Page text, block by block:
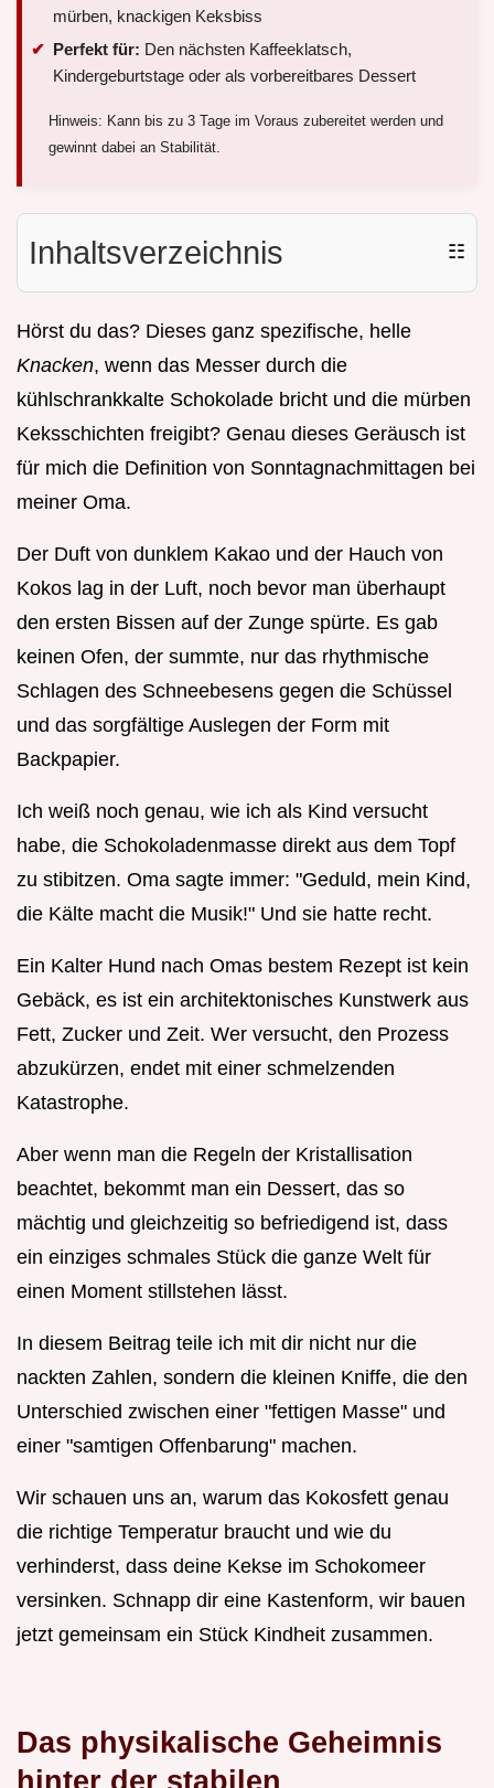
mürben, knackigen Keksbiss
Perfekt für: Den nächsten Kaffeeklatsch,
Kindergeburtstage oder als vorbereitbares Dessert
Hinweis: Kann bis zu 3 Tage im Voraus zubereitet werden und
gewinnt dabei an Stabilität.
Inhaltsverzeichnis ☷
Hörst du das? Dieses ganz spezifische, helle
Knacken, wenn das Messer durch die
kühlschrankkalte Schokolade bricht und die mürben
Keksschichten freigibt? Genau dieses Geräusch ist
für mich die Definition von Sonntagnachmittagen bei
meiner Oma.
Der Duft von dunklem Kakao und der Hauch von
Kokos lag in der Luft, noch bevor man überhaupt
den ersten Bissen auf der Zunge spürte. Es gab
keinen Ofen, der summte, nur das rhythmische
Schlagen des Schneebesens gegen die Schüssel
und das sorgfältige Auslegen der Form mit
Backpapier.
Ich weiß noch genau, wie ich als Kind versucht
habe, die Schokoladenmasse direkt aus dem Topf
zu stibitzen. Oma sagte immer: "Geduld, mein Kind,
die Kälte macht die Musik!" Und sie hatte recht.
Ein Kalter Hund nach Omas bestem Rezept ist kein
Gebäck, es ist ein architektonisches Kunstwerk aus
Fett, Zucker und Zeit. Wer versucht, den Prozess
abzukürzen, endet mit einer schmelzenden
Katastrophe.
Aber wenn man die Regeln der Kristallisation
beachtet, bekommt man ein Dessert, das so
mächtig und gleichzeitig so befriedigend ist, dass
ein einziges schmales Stück die ganze Welt für
einen Moment stillstehen lässt.
In diesem Beitrag teile ich mit dir nicht nur die
nackten Zahlen, sondern die kleinen Kniffe, die den
Unterschied zwischen einer "fettigen Masse" und
einer "samtigen Offenbarung" machen.
Wir schauen uns an, warum das Kokosfett genau
die richtige Temperatur braucht und wie du
verhinderst, dass deine Kekse im Schokomeer
versinken. Schnapp dir eine Kastenform, wir bauen
jetzt gemeinsam ein Stück Kindheit zusammen.
Das physikalische Geheimnis
hinter der stabilen